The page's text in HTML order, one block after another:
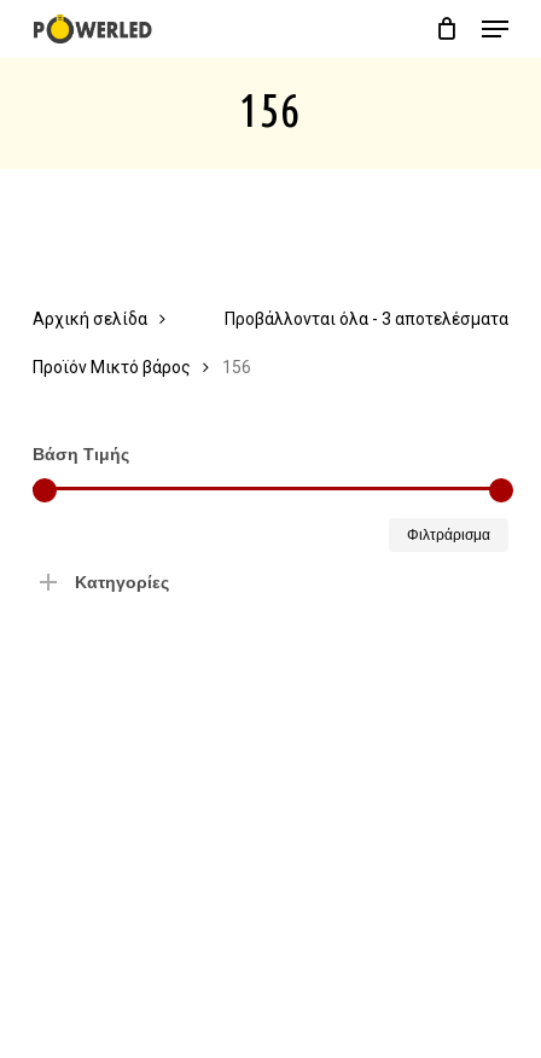
Menu
156
Προβάλλονται όλα - 3 αποτελέσματα
Αρχική σελίδα
Προϊόν Μικτό βάρος 156
Βάση Τιμής
Φιλτράρισμα
Κατηγορίες